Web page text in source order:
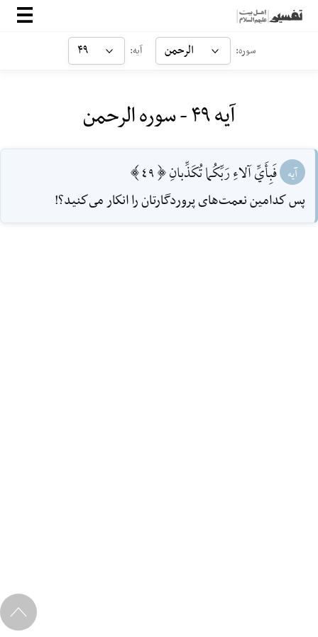
صفحه‌اصلی
ارتباط با ما
سوره: الرحمن آیه: ۴۹
آیه ۴۹ - سوره الرحمن
آیه فَبِأَيِّ آلاءِ رَبِّكُما تُكَذِّبانِ [49]
پس كدامين نعمت‌هاى پروردگارتان را انكار مى‌كنيد؟!